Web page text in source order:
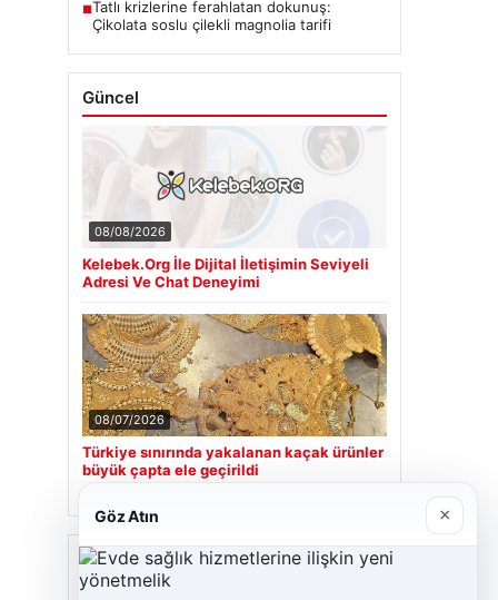
■Tatlı krizlerine ferahlatan dokunuş:
Çikolata soslu çilekli magnolia tarifi
Güncel
08/08/2026
Kelebek.Org İle Dijital İletişimin Seviyeli
Adresi Ve Chat Deneyimi
08/07/2026
Türkiye sınırında yakalanan kaçak ürünler
büyük çapta ele geçirildi
Son Eklenen Firmalar
Göz Atın ×